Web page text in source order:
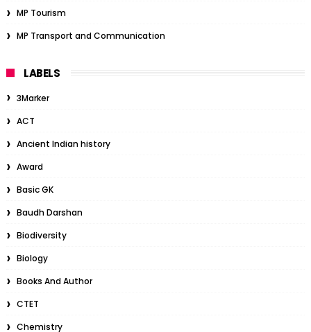
MP Tourism
MP Transport and Communication
LABELS
3Marker
ACT
Ancient Indian history
Award
Basic GK
Baudh Darshan
Biodiversity
Biology
Books And Author
CTET
Chemistry